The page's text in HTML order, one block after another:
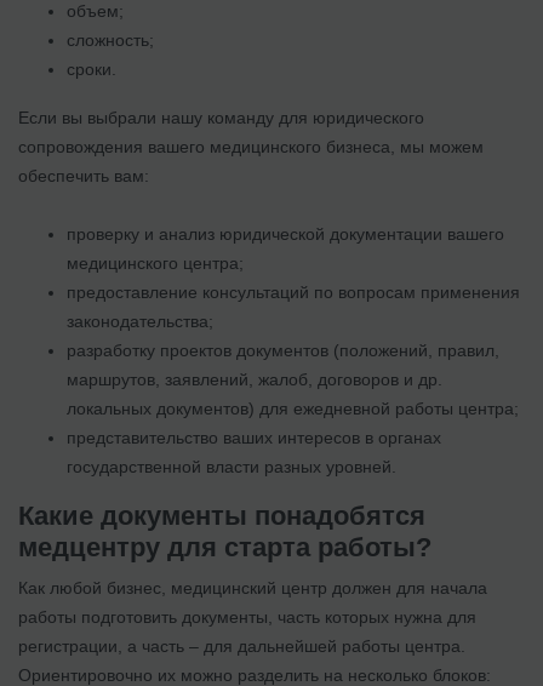
объем;
сложность;
сроки.
Если вы выбрали нашу команду для юридического
сопровождения вашего медицинского бизнеса, мы можем
обеспечить вам:
проверку и анализ юридической документации вашего
медицинского центра;
предоставление консультаций по вопросам применения
законодательства;
разработку проектов документов (положений, правил,
маршрутов, заявлений, жалоб, договоров и др.
локальных документов) для ежедневной работы центра;
представительство ваших интересов в органах
государственной власти разных уровней.
Какие документы понадобятся
медцентру для старта работы?
Как любой бизнес, медицинский центр должен для начала
работы подготовить документы, часть которых нужна для
регистрации, а часть – для дальнейшей работы центра.
Ориентировочно их можно разделить на несколько блоков: